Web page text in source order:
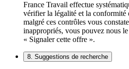
France Travail effectue
vérifier la légalité et la conformité
malgré ces contrôles vous
inappropriés, vous pouvez nous
« Signaler cette offre ».
8. Suggestions de recherche